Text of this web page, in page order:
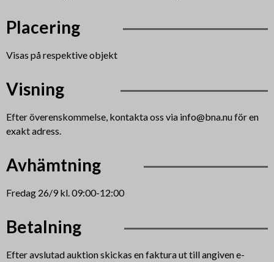
Placering
Visas på respektive objekt
Visning
Efter överenskommelse, kontakta oss via info@bna.nu för en
exakt adress.
Avhämtning
Fredag 26/9 kl. 09:00-12:00
Betalning
Efter avslutad auktion skickas en faktura ut till angiven e-